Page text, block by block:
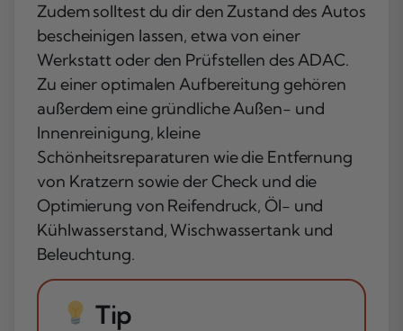
Zudem solltest du dir den Zustand des Autos
bescheinigen lassen, etwa von einer
Werkstatt oder den Prüfstellen des ADAC.
Zu einer optimalen Aufbereitung gehören
außerdem eine gründliche Außen- und
Innenreinigung, kleine
Schönheitsreparaturen wie die Entfernung
von Kratzern sowie der Check und die
Optimierung von Reifendruck, Öl- und
Kühlwasserstand, Wischwassertank und
Beleuchtung.
Tip